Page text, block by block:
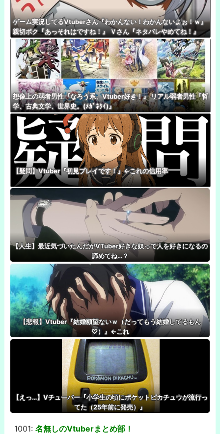
ゲーム実況してるVtuberさん『わかんない！わかんないよぉ！ｗ』
親切ボク『あっそれはですね！』 Ｖさん『ネタバレやめてね！』
想像上の弱者男性『なろう系、Vtuber好き！』 リアル弱者男性『哲
学、古典文学、世界史。(ﾒｶﾞﾈｸｲ)』
【疑問】Vtuber『初見プレイです！』←これの信用率
【人生】最近気づいたんだがVTuber好きな奴って人を好きになるの
諦めてね…？
【悲報】Vtuber『結婚願望ないｗ（だってもう結婚してるもん
♡）』←これ
【えっ…】Vチューバー『小学生の頃にポケットピカチュウが流行っ
てた（25年前に発売）』
1001: 名無しのVtuberまとめ部！